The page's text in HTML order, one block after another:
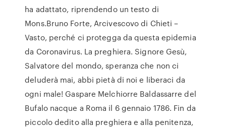
ha adattato, riprendendo un testo di
Mons.Bruno Forte, Arcivescovo di Chieti –
Vasto, perché ci protegga da questa epidemia
da Coronavirus. La preghiera. Signore Gesù,
Salvatore del mondo, speranza che non ci
deluderà mai, abbi pietà di noi e liberaci da
ogni male! Gaspare Melchiorre Baldassarre del
Bufalo nacque a Roma il 6 gennaio 1786. Fin da
piccolo dedito alla preghiera e alla penitenza,